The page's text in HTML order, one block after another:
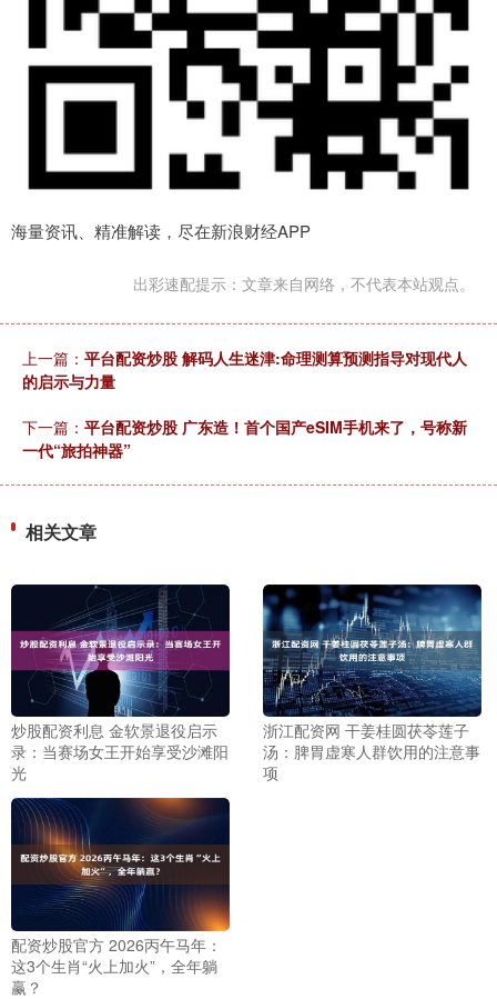
海量资讯、精准解读，尽在新浪财经APP
出彩速配提示：文章来自网络，不代表本站观点。
上一篇： 平台配资炒股 解码人生迷津:命理测算预测指导对现代人
的启示与力量
下一篇： 平台配资炒股 广东造！首个国产eSIM手机来了，号称新
一代“旅拍神器”
相关文章
炒股配资利息 金软景退役启示
录：当赛场女王开始享受沙滩阳
光
浙江配资网 干姜桂圆茯苓莲子
汤：脾胃虚寒人群饮用的注意事
项
配资炒股官方 2026丙午马年：
这3个生肖“火上加火”，全年躺
赢？